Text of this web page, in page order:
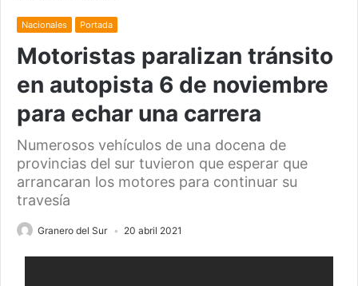
Nacionales Portada
Motoristas paralizan tránsito
en autopista 6 de noviembre
para echar una carrera
Numerosos vehículos de una docena de
provincias del sur tuvieron que esperar que
arrancaran los motores para continuar su
travesía
Granero del Sur 20 abril 2021